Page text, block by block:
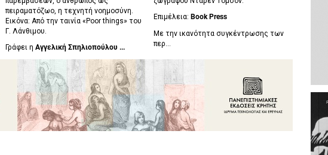
πειραματόζωο, η τεχνητή νοημοσύνη.
Εικόνα: Από την ταινία «Poor things» του
Γ. Λάνθιμου.
Γράφει ηΑγγελική Σπηλιοπούλου ...
Επιμέλεια: Book Press
Με την ικανότητα συγκέντρωσης των
περ...